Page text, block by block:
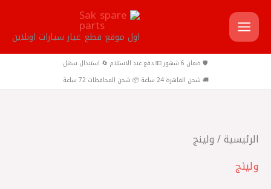
تخطي
إلى
المحتوى
اول موقع قطع غيار سيارات اونلاين
🛡️ ضمان 6 شهور 💵 دفع عند الاستلام 🔄 استبدال سهل
🚚 شحن القاهرة 24 ساعة 📦 شحن المحافظات 72 ساعة
الرئيسية/ ولينج
ولينج